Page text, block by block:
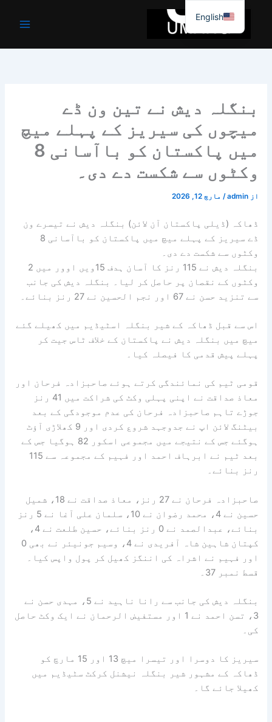
جائیں۔
بنگلہ دیش نے تین ون ڈے
میچوں کی سیریز کے پہلے میچ
میں پاکستان کو باآسانی 8
وکٹوں سے شکست دے دی۔
از admin
/ مارچ 12, 2026
ڈھاکہ (ڈیلی پاکستان آن لائن) بنگلہ دیش نے تیسرے ون
ڈے سیریز کے پہلے میچ میں پاکستان کو باآسانی 8
وکٹوں سے شکست دے دی۔
بنگلہ دیش نے 115 رنز کا آسان ہدف 15ویں اوور میں 2
وکٹوں کے نقصان پر حاصل کر لیا۔ بنگلہ دیش کی جانب
سے تنزید حسن نے 67 اور نجم الحسین نے 27 رنز بنائے۔
اس سے قبل ڈھاکہ کے شیر بنگلہ اسٹیڈیم میں کھیلے گئے
میچ میں بنگلہ دیش نے پاکستان کے خلاف ٹاس جیت کر
پہلے پیش قدمی کا فیصلہ کیا۔
قومی ٹیم کی نمائندگی کرتے ہوئے صاحبزادہ فرحان اور
معاذ صداقت نے اپنی پہلی وکٹ کی شراکت میں 41 رنز
جوڑے تاہم صاحبزادہ فرحان کی عدم موجودگی کے بعد
بیٹنگ لائن اپ نے جدوجہد شروع کردی اور 9 کھلاڑی آؤٹ
ہوگئے جس کے نتیجے میں مجموعی اسکور 82 ہوگیا جس کے
بعد ٹیم نے ابرہاف احمد اور فہیم کے مجموعہ سے 115
رنز بنائے۔
صاحبزادہ فرحان نے 27 رنز، معاذ صداقت نے 18، شمیل
حسین نے 4، محمد رضوان نے 10، سلمان علی آغا نے 5 رنز
بنائے، عبدالصمد نے 0 رنز بنائے، حسین طلعت نے 4،
کپتان شاہین شاہ آفریدی نے 4، وسیم جونیئر نے بھی 0
اور فہیم نے اشراہ کی اننگز کھیل کر پول واپس کیا۔
قسط نمبر 37۔
بنگلہ دیش کی جانب سے رانا ناہید نے 5، مہدی حسن نے
3، تسن احمد نے 1 اور مستفیض الرحمان نے ایک وکٹ حاصل
کی۔
سیریز کا دوسرا اور تیسرا میچ 13 اور 15 مارچ کو
ڈھاکہ کے مشہور شیر بنگلہ نیشنل کرکٹ سٹیڈیم میں
کھیلا جائے گا۔
English